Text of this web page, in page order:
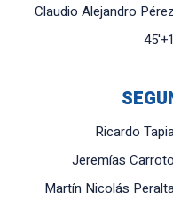
Claudio Alejandro Pérez
45'+1
Ricardo
Jeremías Carroto
Martín Nicolás